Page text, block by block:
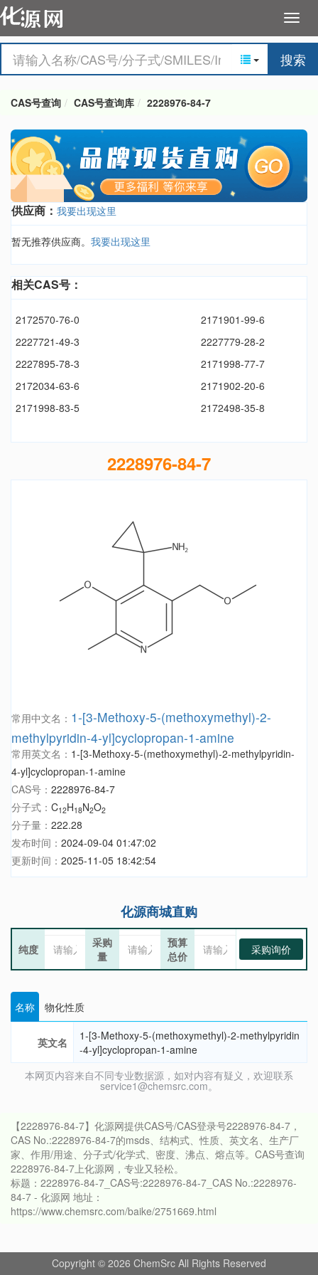
搜索
CAS号查询 CAS号查询库 2228976-84-7
供应商： 我要出现这里
暂无推荐供应商。 我要出现这里
相关CAS号：
2172570-76-0
2171901-99-6
2227721-49-3
2227779-28-2
2227895-78-3
2171998-77-7
2172034-63-6
2171902-20-6
2171998-83-5
2172498-35-8
2228976-84-7
常用中文名： 1-[3-Methoxy-5-(methoxymethyl)-2-
methylpyridin-4-yl]cyclopropan-1-amine
常用英文名： 1-[3-Methoxy-5-(methoxymethyl)-2-methylpyridin-
4-yl]cyclopropan-1-amine
CAS号： 2228976-84-7
分子式： C12H18N2O2
分子量： 222.28
发布时间： 2024-09-04 01:47:02
更新时间： 2025-11-05 18:42:54
化源商城直购
纯度
采购
量
预算
总价
采购询价
名称 物化性质
英文名
1-[3-Methoxy-5-(methoxymethyl)-2-methylpyridin
-4-yl]cyclopropan-1-amine
本网页内容来自不同专业数据源，如对内容有疑义，欢迎联系
service1@chemsrc.com。
【2228976-84-7】化源网提供CAS号/CAS登录号2228976-84-7，
CAS No.:2228976-84-7的msds、结构式、性质、英文名、生产厂
家、作用/用途、分子式/化学式、密度、沸点、熔点等。CAS号查询
2228976-84-7上化源网，专业又轻松。
标题：2228976-84-7_CAS号:2228976-84-7_CAS No.:2228976-
84-7 - 化源网 地址：
https://www.chemsrc.com/baike/2751669.html
Copyright © 2026 ChemSrc All Rights Reserved